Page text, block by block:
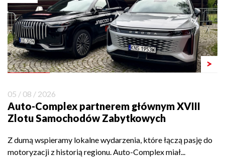
>
05 / 08 / 2026
Auto-Complex partnerem głównym XVIII
Zlotu Samochodów Zabytkowych
Z dumą wspieramy lokalne wydarzenia, które łączą pasję do
motoryzacji z historią regionu. Auto-Complex miał...